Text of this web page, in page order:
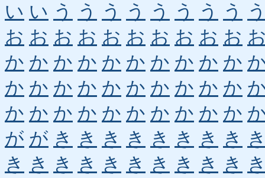
い い う う う う う う う う
お お お お お お お お お お
か か か か か か か か か か
か か か か か か か か か か
か か か か か か か か か か
が が き き き き き き き き
き き き き き き き き き き